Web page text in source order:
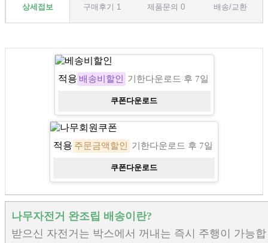
상세접보 구매후기 1 제품문의 0 배송/교환
베송비할인
3,000원
적용 배송비할인 기한다운로드 후 7일
쿠폰다운로드
나무회원쿠폰
1,000원
적용 주문금액할인 기한다운로드 후 7일
쿠폰다운로드
나무자전거 완조립 배송이란?
받으신 자전거는 박스에서 꺼내는 즉시 주행이 가능합